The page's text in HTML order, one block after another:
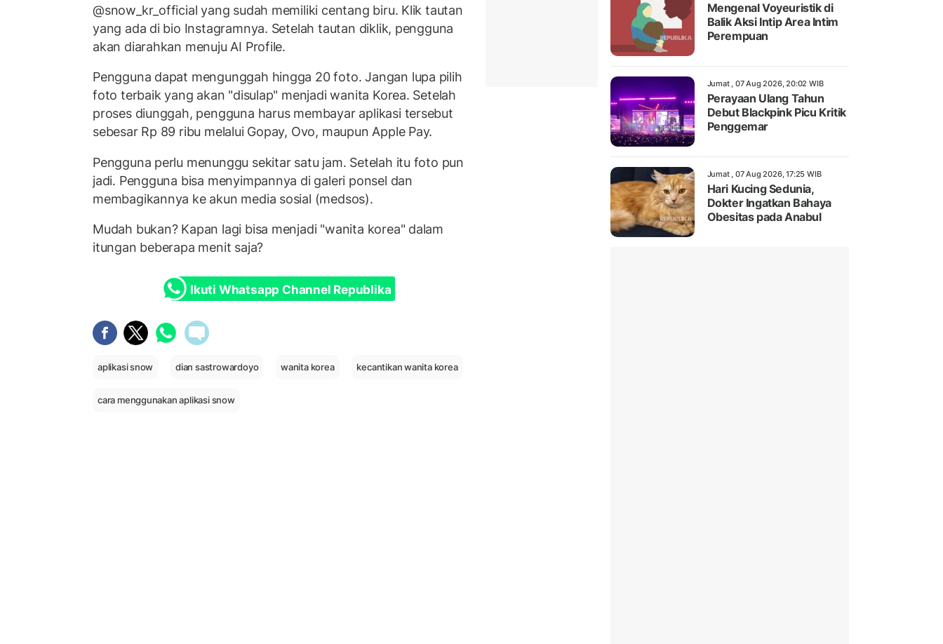
@snow_kr_official yang sudah memiliki centang biru. Klik tautan
yang ada di bio Instagramnya. Setelah tautan diklik, pengguna
akan diarahkan menuju AI Profile.
Pengguna dapat mengunggah hingga 20 foto. Jangan lupa pilih
foto terbaik yang akan "disulap" menjadi wanita Korea. Setelah
proses diunggah, pengguna harus membayar aplikasi tersebut
sebesar Rp 89 ribu melalui Gopay, Ovo, maupun Apple Pay.
Pengguna perlu menunggu sekitar satu jam. Setelah itu foto pun
jadi. Pengguna bisa menyimpannya di galeri ponsel dan
membagikannya ke akun media sosial (medsos).
Mudah bukan? Kapan lagi bisa menjadi "wanita korea" dalam
itungan beberapa menit saja?
Ikuti Whatsapp Channel Republika
aplikasi snow dian sastrowardoyo wanita korea kecantikan wanita korea
cara menggunakan aplikasi snow
Mengenal Voyeuristik di
Balik Aksi Intip Area Intim
Perempuan
Jumat , 07 Aug 2026, 20:02 WIB
Perayaan Ulang Tahun
Debut Blackpink Picu Kritik
Penggemar
Jumat , 07 Aug 2026, 17:25 WIB
Hari Kucing Sedunia,
Dokter Ingatkan Bahaya
Obesitas pada Anabul